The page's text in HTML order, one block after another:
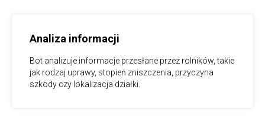
Analiza informacji
Bot analizuje informacje przesłane przez rolników, takie
jak rodzaj uprawy, stopień zniszczenia, przyczyna
szkody czy lokalizacja działki.